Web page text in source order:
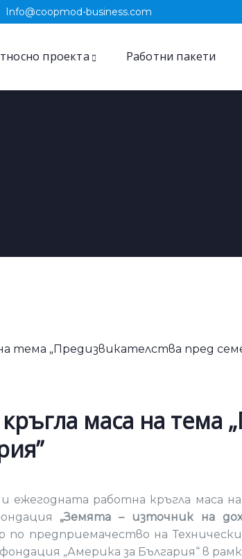
Info@coopmod-business.com
проекта Работни пакети
маса на тема
ежегодната работна кръгла маса
„Земята – източник на
предприемачество на
„Америка за България“ в